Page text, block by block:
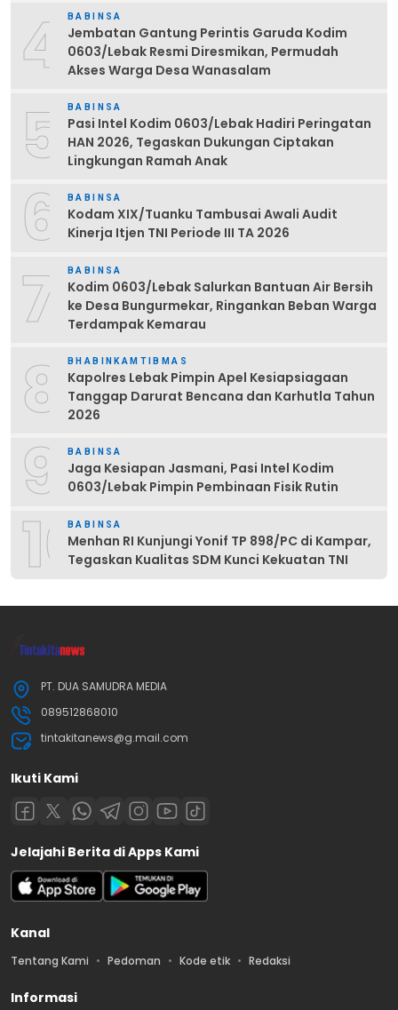
4 BABINSA
Jembatan Gantung Perintis Garuda Kodim
0603/Lebak Resmi Diresmikan, Permudah
Akses Warga Desa Wanasalam
5 BABINSA
Pasi Intel Kodim 0603/Lebak Hadiri Peringatan
HAN 2026, Tegaskan Dukungan Ciptakan
Lingkungan Ramah Anak
6 BABINSA
Kodam XIX/Tuanku Tambusai Awali Audit
Kinerja Itjen TNI Periode III TA 2026
7 BABINSA
Kodim 0603/Lebak Salurkan Bantuan Air Bersih
ke Desa Bungurmekar, Ringankan Beban Warga
Terdampak Kemarau
8 BHABINKAMTIBMAS
Kapolres Lebak Pimpin Apel Kesiapsiagaan
Tanggap Darurat Bencana dan Karhutla Tahun
2026
9 BABINSA
Jaga Kesiapan Jasmani, Pasi Intel Kodim
0603/Lebak Pimpin Pembinaan Fisik Rutin
10BABINSA
Menhan RI Kunjungi Yonif TP 898/PC di Kampar,
Tegaskan Kualitas SDM Kunci Kekuatan TNI
PT. DUA SAMUDRA MEDIA
089512868010
tintakitanews@g.mail.com
Ikuti Kami
Jelajahi Berita di Apps Kami
Kanal
Tentang Kami Pedoman Kode etik Redaksi
Informasi